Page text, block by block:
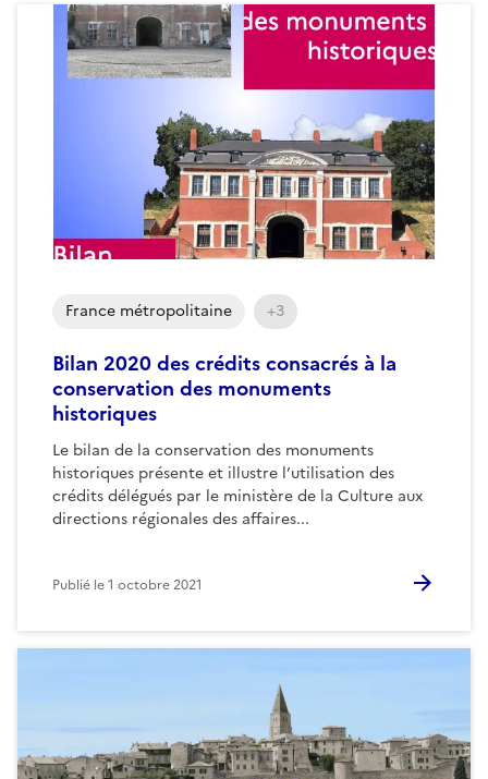
Bilan 2020 des crédits consacrés à la
conservation des monuments
historiques
Le bilan de la conservation des monuments
historiques présente et illustre l’utilisation des
crédits délégués par le ministère de la Culture aux
directions régionales des affaires...
France métropolitaine +3
Publié le1 octobre 2021